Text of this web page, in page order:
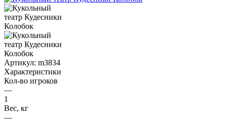
Артикул: m3834
Характеристики
Кол-во игроков
—
1
Вес, кг
—